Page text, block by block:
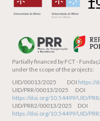
Partially financed by FCT -
under the scope of the projects:
UID/00013/2025 DOI https://
UID/PRR/00013/2025 DOI
https://doi.org/10.54499/UID/
UID/PRR2/00013/2025 DOI
https://doi.org/10.54499/UID/